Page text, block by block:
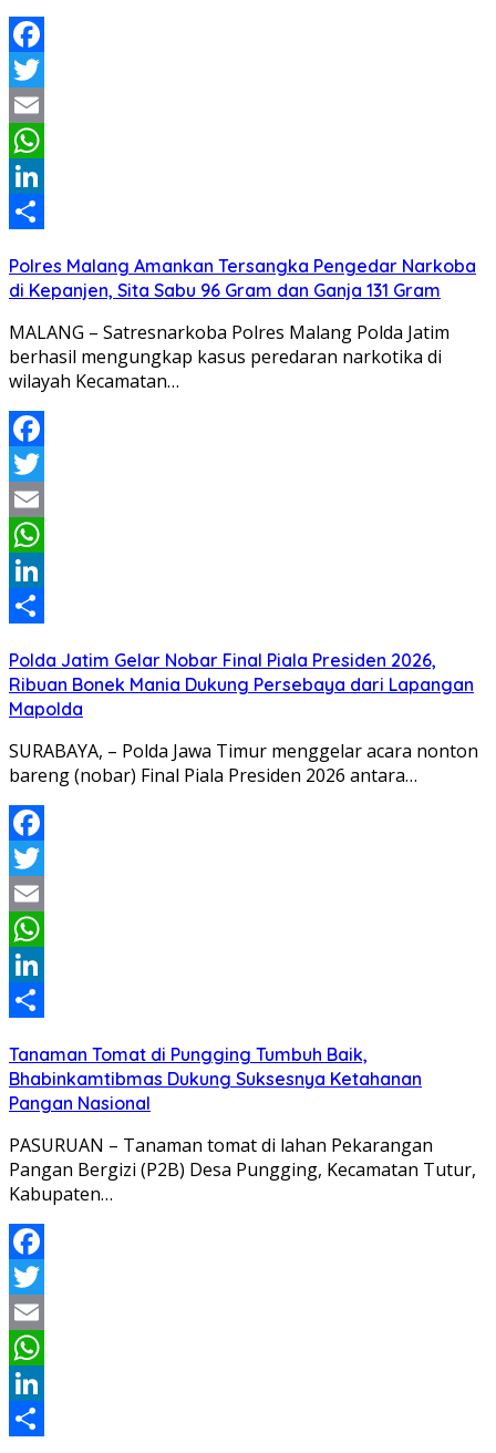
Facebook
Twitter
Email
WhatsApp
LinkedIn
Polres Malang Amankan Tersangka Pengedar Narkoba
di Kepanjen, Sita Sabu 96 Gram dan Ganja 131 Gram
MALANG – Satresnarkoba Polres Malang Polda Jatim
berhasil mengungkap kasus peredaran narkotika di
wilayah Kecamatan…
Facebook
Twitter
Email
WhatsApp
LinkedIn
Polda Jatim Gelar Nobar Final Piala Presiden 2026,
Ribuan Bonek Mania Dukung Persebaya dari Lapangan
Mapolda
SURABAYA, – Polda Jawa Timur menggelar acara nonton
bareng (nobar) Final Piala Presiden 2026 antara…
Facebook
Twitter
Email
WhatsApp
LinkedIn
Tanaman Tomat di Pungging Tumbuh Baik,
Bhabinkamtibmas Dukung Suksesnya Ketahanan
Pangan Nasional
PASURUAN – Tanaman tomat di lahan Pekarangan
Pangan Bergizi (P2B) Desa Pungging, Kecamatan Tutur,
Kabupaten…
Facebook
Twitter
Email
WhatsApp
LinkedIn